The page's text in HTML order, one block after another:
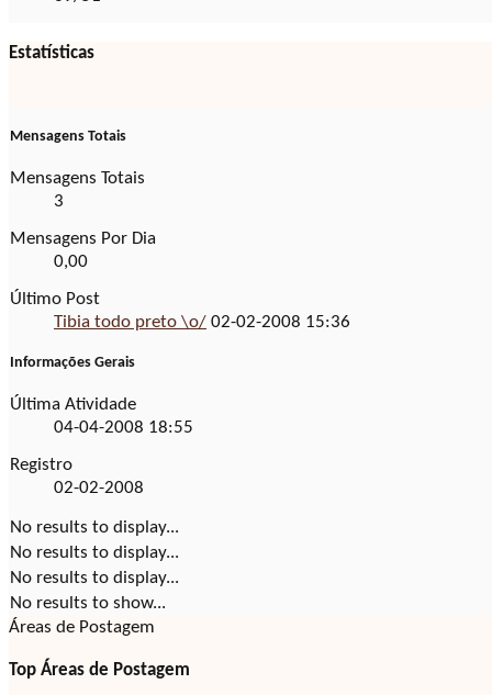
Estatísticas
Mensagens Totais
Mensagens Totais
3
Mensagens Por Dia
0,00
Último Post
Tibia todo preto \o/ 02-02-2008 15:36
Informações Gerais
Última Atividade
04-04-2008 18:55
Registro
02-02-2008
No results to display...
No results to display...
No results to display...
No results to show...
Áreas de Postagem
Top Áreas de Postagem